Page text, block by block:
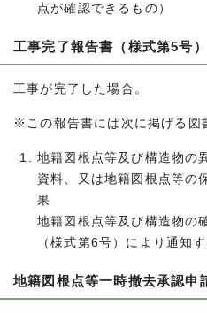
点が確認できるもの）
工事完了報告書（様式第5号）
工事が完了した場合。
※この報告書には次に掲げる図
地籍図根点等及び構造物の
資料、又は地籍図根点等の
果
地籍図根点等及び構造物の
（様式第6号）により通知す
地籍図根点等一時撤去承認申